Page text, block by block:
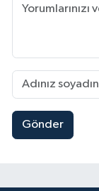
Gönder